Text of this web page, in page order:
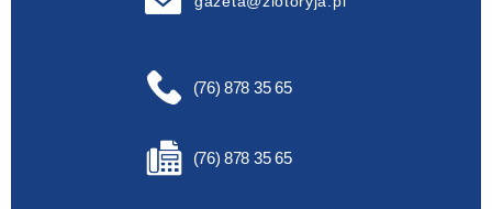
(76) 878 35 65
(76) 878 35 65